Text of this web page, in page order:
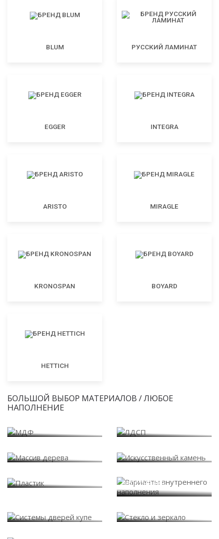
BLUM РУССКИЙ ЛАМИНАТ
EGGER INTEGRA
ARISTO MIRAGLE
KRONOSPAN BOYARD
HETTICH
БОЛЬШОЙ ВЫБОР МАТЕРИАЛОВ / ЛЮБОЕ
НАПОЛНЕНИЕ
наполнения